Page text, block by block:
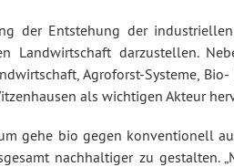
der Entstehung der
Landwirtschaft darzustellen.
Agroforst-Systeme,
als wichtigen Akteur
gehe bio gegen konventionell
nachhaltiger zu gestalten.